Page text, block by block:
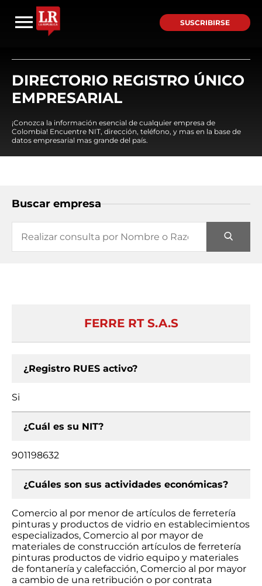
SUSCRIBIRSE
DIRECTORIO REGISTRO ÚNICO
EMPRESARIAL
¡Conozca la información esencial de cualquier empresa de
Colombia! Encuentre NIT, dirección, teléfono, y mas en la base de
datos empresarial mas grande del país.
Buscar empresa
FERRE RT S.A.S
¿Registro RUES activo?
Si
¿Cuál es su NIT?
901198632
¿Cuáles son sus actividades económicas?
Comercio al por menor de artículos de ferretería
pinturas y productos de vidrio en establecimientos
especializados, Comercio al por mayor de
materiales de construcción artículos de ferretería
pinturas productos de vidrio equipo y materiales
de fontanería y calefacción, Comercio al por mayor
a cambio de una retribución o por contrata